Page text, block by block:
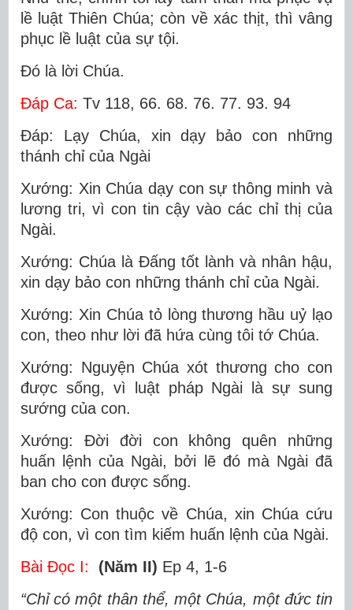
lề luật Thiên Chúa; còn về xác thịt, thì vâng
phục lề luật của sự tội.
Ðó là lời Chúa.
Ðáp Ca: Tv 118, 66. 68. 76. 77. 93. 94
Ðáp: Lạy Chúa, xin dạy bảo con những
thánh chỉ của Ngài
Xướng: Xin Chúa dạy con sự thông minh và
lương tri, vì con tin cậy vào các chỉ thị của
Ngài.
Xướng: Chúa là Ðấng tốt lành và nhân hậu,
xin dạy bảo con những thánh chỉ của Ngài.
Xướng: Xin Chúa tỏ lòng thương hầu uỷ lạo
con, theo như lời đã hứa cùng tôi tớ Chúa.
Xướng: Nguyện Chúa xót thương cho con
được sống, vì luật pháp Ngài là sự sung
sướng của con.
Xướng: Ðời đời con không quên những
huấn lệnh của Ngài, bởi lẽ đó mà Ngài đã
ban cho con được sống.
Xướng: Con thuộc về Chúa, xin Chúa cứu
độ con, vì con tìm kiếm huấn lệnh của Ngài.
Bài Ðọc I:
(Năm II) Ep 4, 1-6
“Chỉ có một thân thể, một Chúa, một đức tin